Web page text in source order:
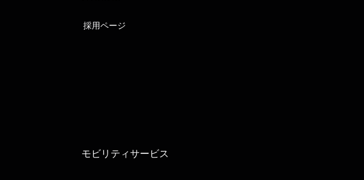
採用ページ
モビリティサービス